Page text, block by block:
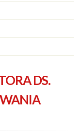
DS.